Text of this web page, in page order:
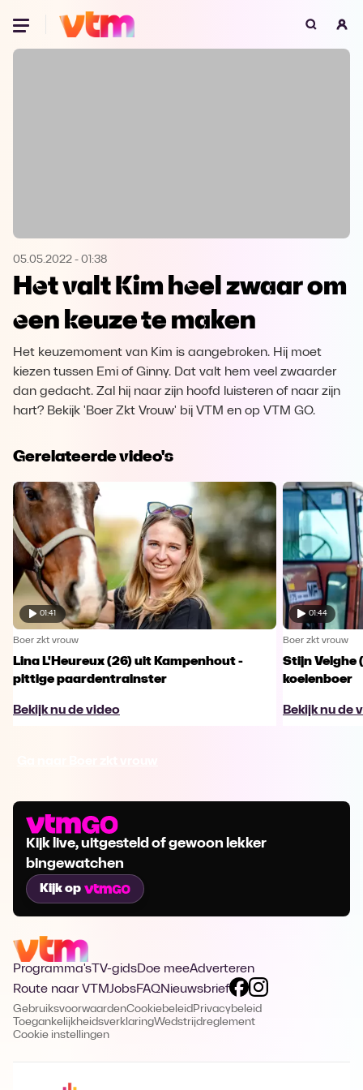
Oeps, browser niet ondersteund
Microsoft Edge Download
Opera Download
05.05.2022 - 01:38
Het valt Kim heel zwaar om
een keuze te maken
Het keuzemoment van Kim is aangebroken. Hij moet
kiezen tussen Emi of Ginny. Dat valt hem veel zwaarder
dan gedacht. Zal hij naar zijn hoofd luisteren of naar zijn
hart? Bekijk 'Boer Zkt Vrouw' bij VTM en op VTM GO.
Gerelateerde video's
01:41
Boer zkt vrouw
Lina L'Heureux (26) uit Kampenhout -
pittige paardentrainster
Bekijk nu de video
01:44
Boer zkt vrouw
Stijn Velghe
koeienboer
Bekijk nu de
Kijk live, uitgesteld of gewoon lekker
bingewatchen
Kijk op
Programma's TV-gidsDoe meeAdverteren
Route naar VTMJobsFAQNieuwsbrief
GebruiksvoorwaardenCookiebeleid Privacybeleid
ToegankelijkheidsverklaringWedstrijdreglement
Cookie instellingen